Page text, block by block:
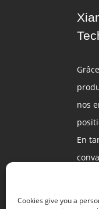
nos
En
un
Cookies give you a